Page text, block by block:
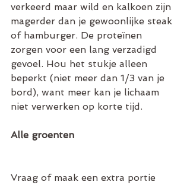
verkeerd maar wild en kalkoen zijn
magerder dan je gewoonlijke steak
of hamburger. De proteïnen
zorgen voor een lang verzadigd
gevoel. Hou het stukje alleen
beperkt (niet meer dan 1/3 van je
bord), want meer kan je lichaam
niet verwerken op korte tijd.
Alle groenten
Vraag of maak een extra portie